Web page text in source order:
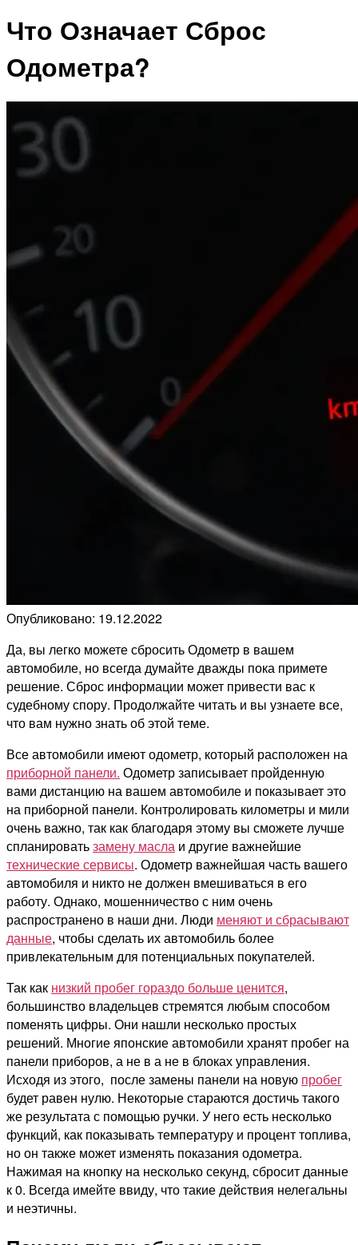
Что Означает Сброс
Одометра?
Опубликовано: 19.12.2022
Да, вы легко можете сбросить Одометр в вашем
автомобиле, но всегда думайте дважды пока примете
решение. Сброс информации может привести вас к
судебному спору. Продолжайте читать и вы узнаете все,
что вам нужно знать об этой теме.
Все автомобили имеют одометр, который расположен на
приборной панели. Одометр записывает пройденную
вами дистанцию на вашем автомобиле и показывает это
на приборной панели. Контролировать километры и мили
очень важно, так как благодаря этому вы сможете лучше
спланироватьзамену масла и другие важнейшие
технические сервисы. Одометр важнейшая часть вашего
автомобиля и никто не должен вмешиваться в его
работу. Однако, мошенничество с ним очень
распространено в наши дни. Люди меняют и сбрасывают
данные, чтобы сделать их автомобиль более
привлекательным для потенциальных покупателей.
Так как низкий пробег гораздо больше ценится,
большинство владельцев стремятся любым способом
поменять цифры. Они нашли несколько простых
решений. Многие японские автомобили хранят пробег на
панели приборов, а не в а не в блоках управления.
Исходя из этого, после замены панели на новую пробег
будет равен нулю. Некоторые стараются достичь такого
же результата с помощью ручки. У него есть несколько
функций, как показывать температуру и процент топлива,
но он также может изменять показания одометра.
Нажимая на кнопку на несколько секунд, сбросит данные
к 0. Всегда имейте ввиду, что такие действия нелегальны
и неэтичны.